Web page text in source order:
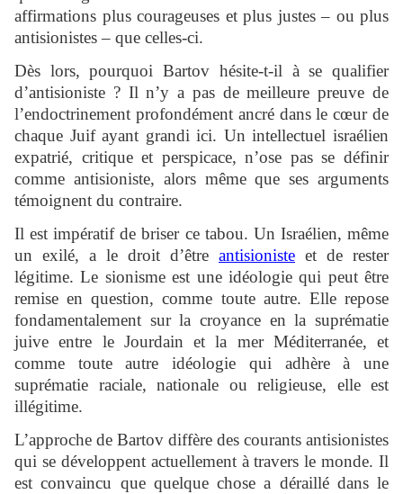
affirmations plus courageuses et plus justes – ou plus
antisionistes – que celles-ci.
Dès lors, pourquoi Bartov hésite-t-il à se qualifier
d’antisioniste ? Il n’y a pas de meilleure preuve de
l’endoctrinement profondément ancré dans le cœur de
chaque Juif ayant grandi ici. Un intellectuel israélien
expatrié, critique et perspicace, n’ose pas se définir
comme antisioniste, alors même que ses arguments
témoignent du contraire.
Il est impératif de briser ce tabou. Un Israélien, même
un exilé, a le droit d’être antisioniste et de rester
légitime. Le sionisme est une idéologie qui peut être
remise en question, comme toute autre. Elle repose
fondamentalement sur la croyance en la suprématie
juive entre le Jourdain et la mer Méditerranée, et
comme toute autre idéologie qui adhère à une
suprématie raciale, nationale ou religieuse, elle est
illégitime.
L’approche de Bartov diffère des courants antisionistes
qui se développent actuellement à travers le monde. Il
est convaincu que quelque chose a déraillé dans le